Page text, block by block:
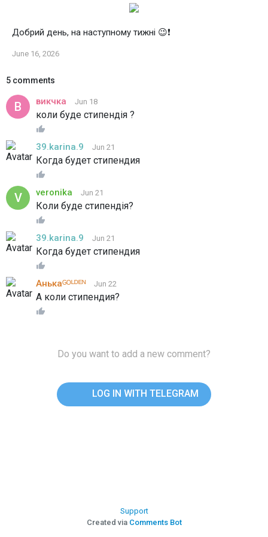
Добрий день, на наступному тижні 😉❗️
June 16, 2026
5 comments
викчка Jun 18
коли буде стипендія ?
39.karina.9 Jun 21
Когда будет стипендия
veronika Jun 21
Коли буде стипендія?
39.karina.9 Jun 21
Когда будет стипендия
Анькаᴳᴼᴸᴰᴱᴺ Jun 22
А коли стипендия?
Do you want to add a new comment?
LOG IN WITH TELEGRAM
Support
Created via Comments Bot